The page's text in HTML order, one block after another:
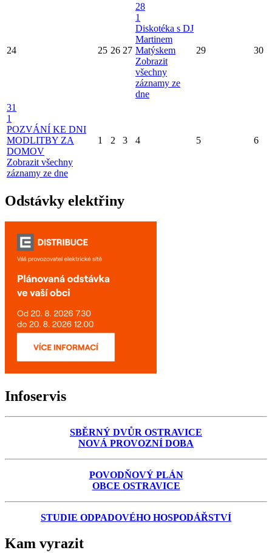
24 25 26 27
28
1
Diskotéka s DJ
Martinem
Matýskem
Zobrazit
všechny
záznamy ze
dne
29 30
31
1
POZVÁNÍ KE DNI
MODLITBY ZA
DOMOV
Zobrazit všechny
záznamy ze dne
1 2 3 4 5 6
Odstávky elektřiny
Infoservis
SBĚRNÝ DVŮR OSTRAVICE
NOVÁ PROVOZNÍ DOBA
POVODŇOVÝ PLÁN
OBCE OSTRAVICE
STUDIE ODPADOVÉHO HOSPODÁŘSTVÍ
Kam vyrazit